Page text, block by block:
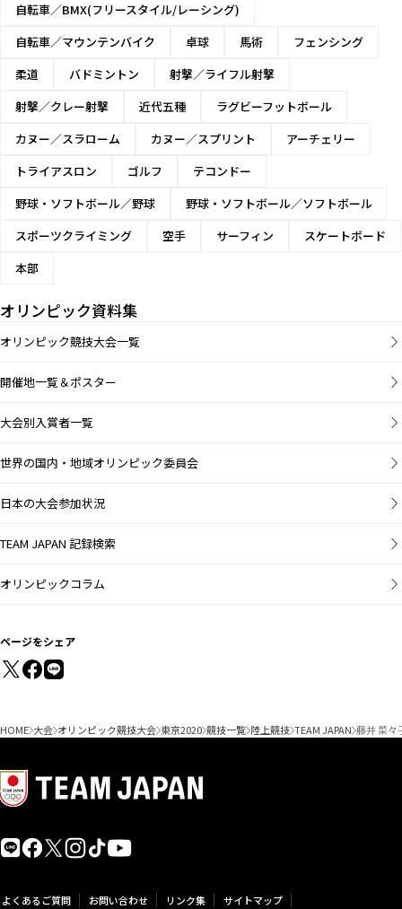
男子400mハ
ードル
男子3,000m
障害
男子20km競
歩
男子4×100m
リレー
男子走高跳
男子走幅跳
男子三段跳
3
男子ハンマー
男子やり投
男子十種競技
女子100m
自転車／BMX(フリースタイル/レーシング)
自転車／マウンテンバイク
卓球 馬術
フェンシング
柔道
バドミントン
射撃／ライフル射撃
射撃／クレー射撃
近代五種
ラグビーフットボール
カヌー／スラローム
カヌー／スプリント
アーチェリー
トライアスロン
ゴルフ
テコンドー
野球・ソフトボール／野球
野球・ソフトボール／ソフトボール
スポーツクライミング
空手 サーフィン
スケートボード
本部
オリンピック資料集
オリンピック競技大会一覧
開催地一覧＆ポスター
大会別入賞者一覧
世界の国内・地域オリンピック委員会
日本の大会参加状況
TEAM JAPAN 記録検索
オリンピックコラム
ページをシェア
HOME 大会 オリンピック競技大会 東京2020 競技一覧 陸上競技 TEAM JAPAN 藤井 菜々
よくあるご質問 お問い合わせ リンク集 サイトマップ